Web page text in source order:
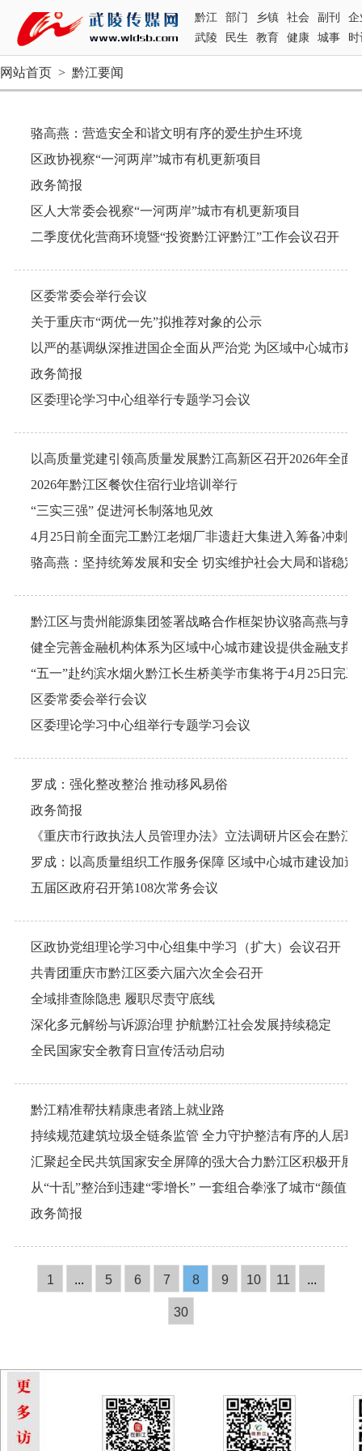
黔江 部门 乡镇 社会 副刊
企
武陵
民生 教育 健康 城事 时
网站首页 > 黔江要闻
骆高燕：营造安全和谐文明有序的爱生护生环境
区政协视察“一河两岸”城市有机更新项目
政务简报
区人大常委会视察“一河两岸”城市有机更新项目
二季度优化营商环境暨“投资黔江评黔江”工作会议召开
区委常委会举行会议
关于重庆市“两优一先”拟推荐对象的公示
政务简报
区委理论学习中心组举行专题学习会议
2026年黔江区餐饮住宿行业培训举行
“三实三强” 促进河长制落地见效
4月25日前全面完工黔江老烟厂非遗赶大集进入筹备冲刺
骆高燕：坚持统筹发展和安全 切实维护社会大局和谐稳定
健全完善金融机构体系为区域中心城市建设提供金融支撑
区委常委会举行会议
区委理论学习中心组举行专题学习会议
罗成：强化整改整治 推动移风易俗
政务简报
《重庆市行政执法人员管理办法》立法调研片区会在黔江
罗成：以高质量组织工作服务保障 区域中心城市建设加速
五届区政府召开第108次常务会议
区政协党组理论学习中心组集中学习（扩大）会议召开
共青团重庆市黔江区委六届六次全会召开
全域排查除隐患 履职尽责守底线
深化多元解纷与诉源治理 护航黔江社会发展持续稳定
全民国家安全教育日宣传活动启动
黔江精准帮扶精康患者踏上就业路
持续规范建筑垃圾全链条监管 全力守护整洁有序的人居环
从“十乱”整治到违建“零增长” 一套组合拳涨了城市“颜值”
政务简报
1 ... 5 6 7 8 9 10 11 ...
30